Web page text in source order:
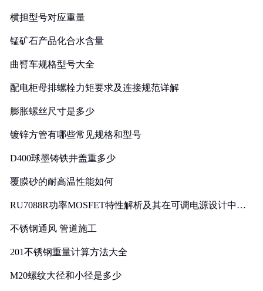
横担型号对应重量
锰矿石产品化合水含量
曲臂车规格型号大全
配电柜母排螺栓力矩要求及连接规范详解
膨胀螺丝尺寸是多少
镀锌方管有哪些常见规格和型号
D400球墨铸铁井盖重多少
覆膜砂的耐高温性能如何
RU7088R功率MOSFET特性解析及其在可调电源设计中的
不锈钢通风 管道施工
201不锈钢重量计算方法大全
M20螺纹大径和小径是多少